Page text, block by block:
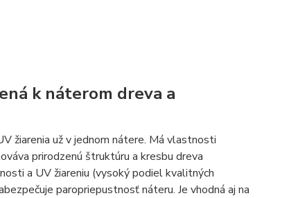
k náterom dreva a
žiarenia už v jednom nátere. Má vlastnosti
prirodzenú štruktúru a kresbu dreva
a UV žiareniu (vysoký podiel kvalitných
paropriepustnosť náteru. Je vhodná aj na